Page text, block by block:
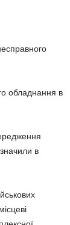
обладнання в
в